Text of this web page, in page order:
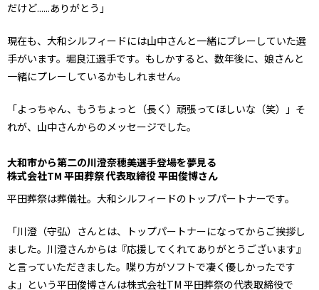
だけど......ありがとう」
現在も、大和シルフィードには山中さんと一緒にプレーしていた選
手がいます。堀良江選手です。もしかすると、数年後に、娘さんと
一緒にプレーしているかもしれません。
「よっちゃん、もうちょっと（長く）頑張ってほしいな（笑）」そ
れが、山中さんからのメッセージでした。
大和市から第二の川澄奈穂美選手登場を夢見る
株式会社TM 平田葬祭 代表取締役 平田俊博さん
平田葬祭は葬儀社。大和シルフィードのトップパートナーです。
「川澄（守弘）さんとは、トップパートナーになってからご挨拶し
ました。川澄さんからは『応援してくれてありがとうございます』
と言っていただきました。喋り方がソフトで凄く優しかったです
よ」という平田俊博さんは株式会社TM 平田葬祭の代表取締役で